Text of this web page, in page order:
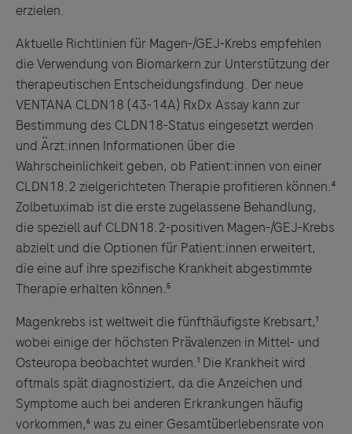
erzielen.
Aktuelle Richtlinien für Magen-/GEJ-Krebs empfehlen
die Verwendung von Biomarkern zur Unterstützung der
therapeutischen Entscheidungsfindung. Der neue
VENTANA CLDN18 (43-14A) RxDx Assay kann zur
Bestimmung des CLDN18-Status eingesetzt werden
und Ärzt:innen Informationen über die
Wahrscheinlichkeit geben, ob Patient:innen von einer
CLDN18.2 zielgerichteten Therapie profitieren können.⁴
Zolbetuximab ist die erste zugelassene Behandlung,
die speziell auf CLDN18.2-positiven Magen-/GEJ-Krebs
abzielt und die Optionen für Patient:innen erweitert,
die eine auf ihre spezifische Krankheit abgestimmte
Therapie erhalten können.⁵
Magenkrebs ist weltweit die fünfthäufigste Krebsart,¹
wobei einige der höchsten Prävalenzen in Mittel- und
Osteuropa beobachtet wurden.¹ Die Krankheit wird
oftmals spät diagnostiziert, da die Anzeichen und
Symptome auch bei anderen Erkrankungen häufig
vorkommen,⁶ was zu einer Gesamtüberlebensrate von